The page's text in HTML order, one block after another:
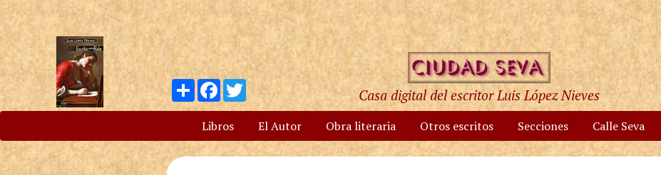
Compartir
Facebook
Twitter
Casa digital del escritor Luis López Nieves
Libros El Autor Obra literaria Otros escritos Secciones Calle Seva